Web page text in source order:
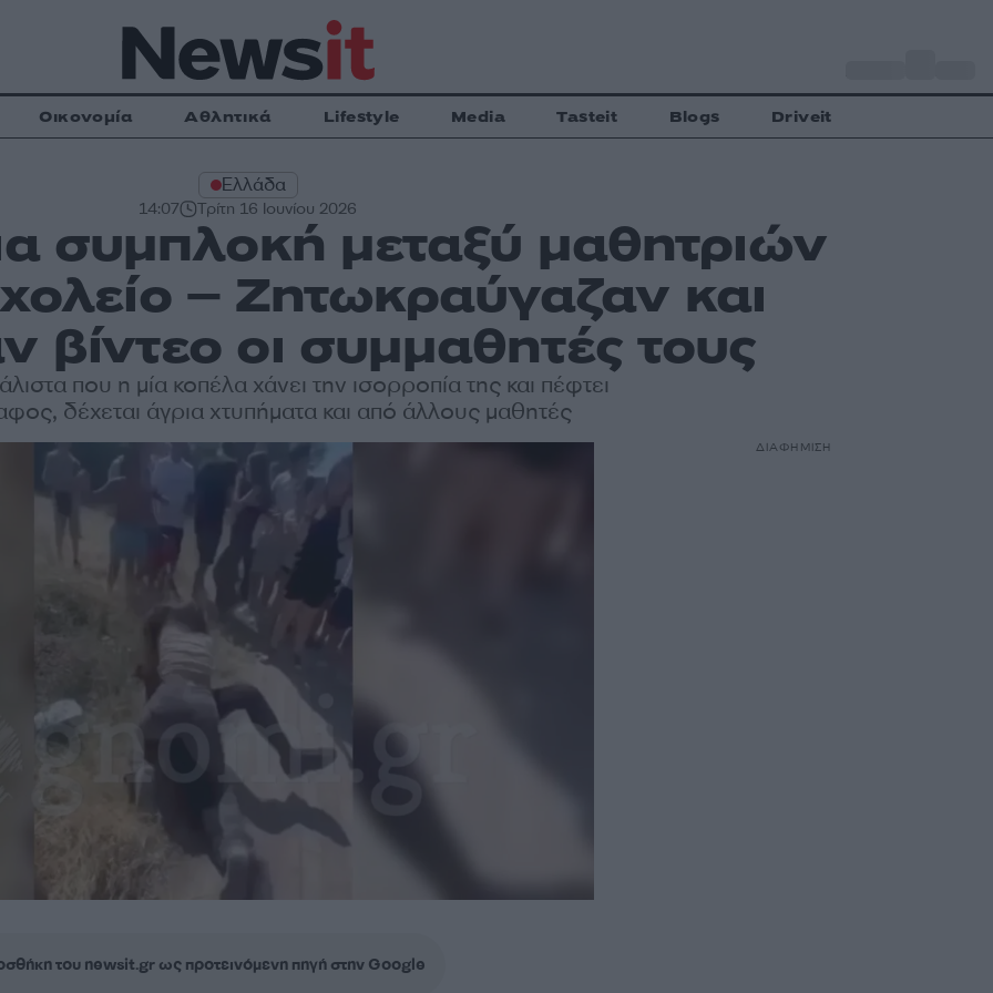
Οικονομία Αθλητικά Lifestyle Media Tasteit Blogs Driveit
Ελλάδα
14:07 Τρίτη 16 Ιουνίου 2026
συμπλοκή μεταξύ μαθητριών
– Ζητωκραύγαζαν και
βίντεο οι συμμαθητές τους
που η μία κοπέλα χάνει την ισορροπία της και πέφτει
δέχεται άγρια χτυπήματα και από άλλους μαθητές
του newsit.gr ως προτεινόμενη πηγή στην Google
ΔΙΑΦΗΜΙΣΗ